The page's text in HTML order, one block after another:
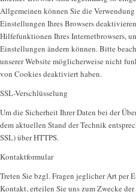
Allgemeinen können Sie die
Einstellungen Ihres Browsers
Hilfefunktionen Ihres Internetbrowsers,
Einstellungen ändern können. Bitte
unserer Website möglicherweise nicht
von Cookies deaktiviert haben.
SSL-Verschlüsselung
Um die Sicherheit Ihrer Daten bei der
dem aktuellen Stand der Technik
SSL) über HTTPS.
Kontaktformular
Treten Sie bzgl. Fragen jeglicher Art per
Kontakt, erteilen Sie uns zum Zwecke